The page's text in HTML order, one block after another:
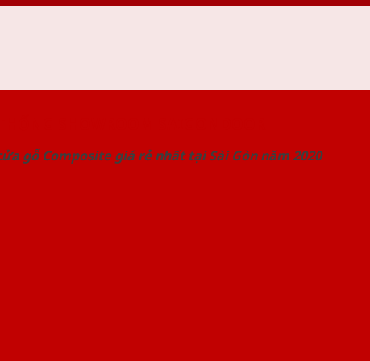
gỗ Composite giá rẻ nhất tại Sài Gòn năm 2020